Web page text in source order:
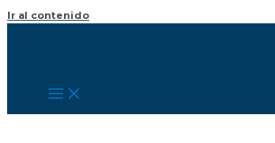
Ir al contenido